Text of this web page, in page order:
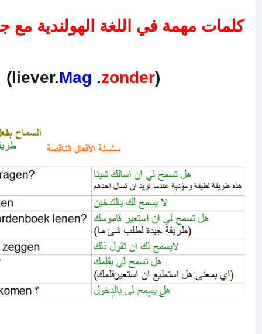
في اللغة الهولندية مع جمل مترجمة
Mag
)